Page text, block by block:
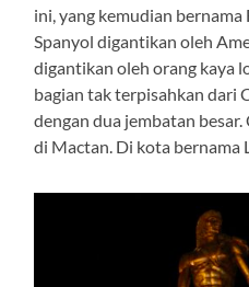
ini, yang kemudian
Spanyol digantikan oleh
digantikan oleh orang kaya
bagian tak terpisahkan dari
dengan dua jembatan
di Mactan. Di kota bernama